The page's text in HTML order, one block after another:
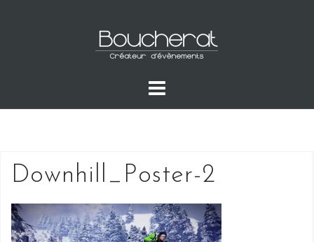
Downhill_Poster-2